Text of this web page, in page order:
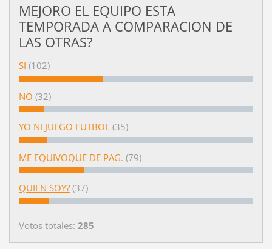
MEJORO EL EQUIPO ESTA
TEMPORADA A COMPARACION DE
LAS OTRAS?
SI (102)
NO (32)
YO NI JUEGO FUTBOL (35)
ME EQUIVOQUE DE PAG. (79)
QUIEN SOY? (37)
Votos totales: 285